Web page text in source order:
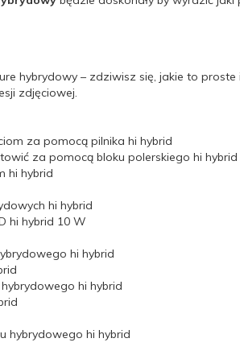
hybrydowy – zdziwisz się, jakie to
zdjęciowej.
za pomocą pilnika hi hybrid
za pomocą bloku polerskiego hi hybrid
hi hybrid
hi hybrid
hi hybrid 10 W
hi hybrid
hi hybrid
hybrydowego hi hybrid